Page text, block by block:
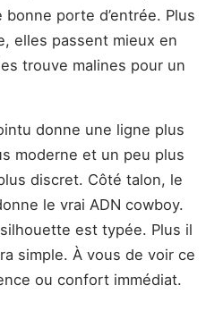
porte d’entrée. Plus
elles passent mieux en
trouve malines pour un
donne une ligne plus
moderne et un peu plus
discret. Côté talon, le
le vrai ADN cowboy.
est typée. Plus il
simple. À vous de voir ce
ou confort immédiat.